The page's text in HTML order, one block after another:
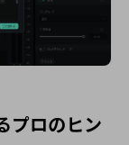
プロのヒン